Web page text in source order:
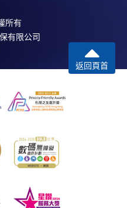
註冊及學費通知」
通知」，並親往報名中
通知」及繳交所需費用。
或聯絡有關課程負責
已接駁互聯網及支援
腦上進行。建議選用
所有
有限公司
返回頁首